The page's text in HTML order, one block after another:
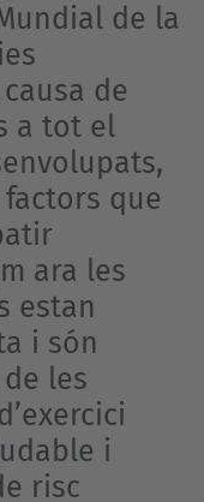
de la
de
a tot el
que
ara les
estan
i són
les
i
risc